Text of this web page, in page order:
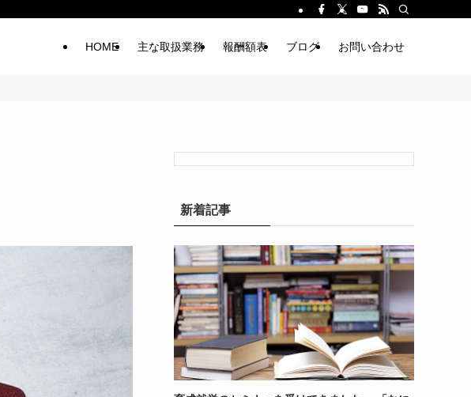
HOME 主な取扱業務 報酬額表 ブログ お問い合わせ
新着記事